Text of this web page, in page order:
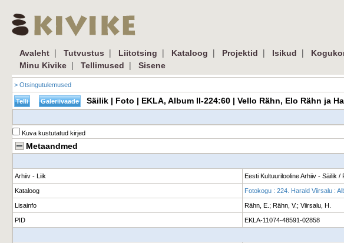
Avaleht | Tutvustus | Liitotsing | Kataloog | Projektid | Isikud |
Minu Kivike | Tellimused | Sisene
> Otsingutulemused
Säilik | Foto | EKLA, Album II-224:60 | Vello Rähn, Elo Rähn ja
Kuva kustutatud kirjed
Metaandmed
Arhiiv - Liik Eesti Kultuurilooline Arhiiv - Säilik /
Kataloog Fotokogu : 224. Harald Viirsalu :
Lisainfo Rähn, E.; Rähn, V.; Viirsalu, H.
PID EKLA-11074-48591-02858